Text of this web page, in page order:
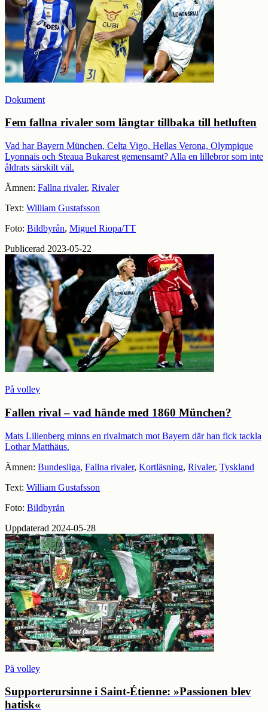
Dokument
Fem fallna rivaler som längtar tillbaka till hetluften
Vad har Bayern München, Celta Vigo, Hellas Verona, Olympique
Lyonnais och Steaua Bukarest gemensamt? Alla en lillebror som inte
åldrats särskilt väl.
Ämnen: Fallna rivaler, Rivaler
Text: William Gustafsson
Foto: Bildbyrån, Miguel Riopa/TT
Publicerad 2023-05-22
På volley
Fallen rival – vad hände med 1860 München?
Mats Lilienberg minns en rivalmatch mot Bayern där han fick tackla
Lothar Matthäus.
Ämnen: Bundesliga, Fallna rivaler, Kortläsning, Rivaler, Tyskland
Text: William Gustafsson
Foto: Bildbyrån
Uppdaterad 2024-05-28
På volley
Supporterursinne i Saint-Étienne: »Passionen blev
hatisk«